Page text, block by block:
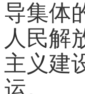
导集体
人民解
主义建
运。